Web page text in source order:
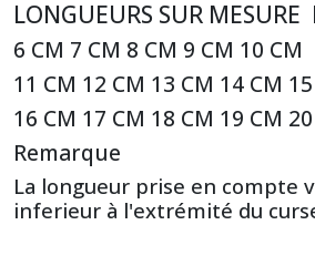
LONGUEURS SUR MESURE
6 CM 7 CM 8 CM 9 CM 10 CM
11 CM 12 CM 13 CM 14 CM
16 CM 17 CM 18 CM 19 CM
Remarque
La longueur prise en compte
inferieur à l'extrémité du